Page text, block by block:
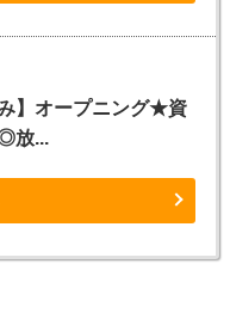
み】オープニング★資
放...